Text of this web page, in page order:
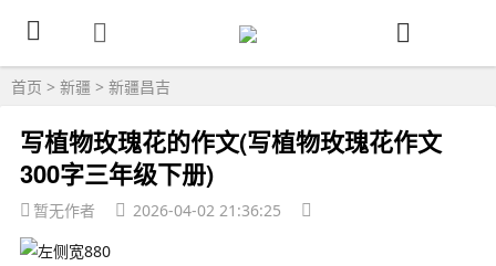
首页 > 新疆 > 新疆昌吉
写植物玫瑰花的作文(写植物玫瑰花作文
300字三年级下册)
暂无作者 2026-04-02 21:36:25